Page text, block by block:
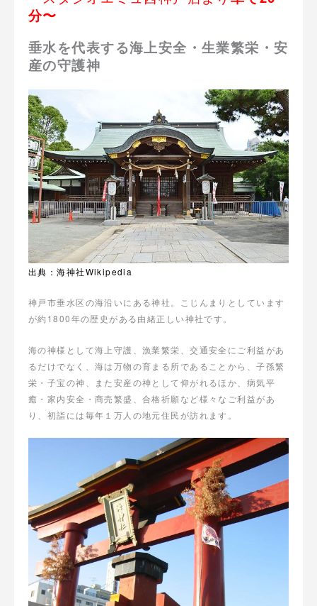
分〜
垂水を代表する海上安全・生業繁栄・安
産の守護神
出典：海神社Wikipedia
神戸市垂水区の海沿いにある神社。こじんまりとしています
が約1800年の歴史がある由緒正しい神社です。
海の神様として海上守護、漁業繁栄、交通安全にご利益があ
るだけでなく、海は万物の育まる所であることから、子孫繁
栄・子宝の神、また安産の神として仰がれるほか、病気平
癒・家内安全・商売繁盛、合格祈願など様々なご利益があ
り、初詣には毎年１万人の地元住民が訪れます。